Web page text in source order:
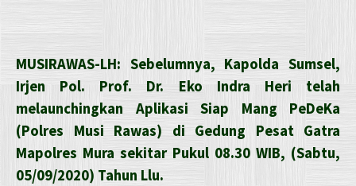
MUSIRAWAS-LH: Sebelumnya, Kapolda Sumsel,
Irjen Pol. Prof. Dr. Eko Indra Heri telah
melaunchingkan Aplikasi Siap Mang PeDeKa
(Polres Musi Rawas) di Gedung Pesat Gatra
Mapolres Mura sekitar Pukul 08.30 WIB, (Sabtu,
05/09/2020) Tahun Llu.